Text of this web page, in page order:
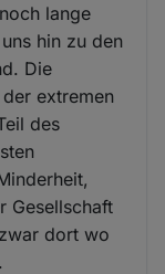
lange
hin zu den
Die
extremen
des
Gesellschaft
dort wo